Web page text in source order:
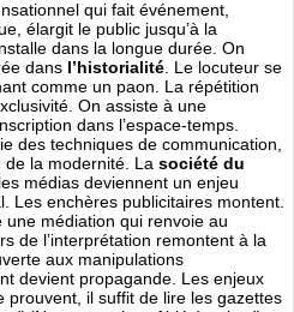
qui fait événement,
élargit le public jusqu’à la
dans la longue durée. On
dans l’historialité. Le locuteur se
comme un paon. La répétition
On assiste à une
dans l’espace-temps.
des techniques de communication,
de la modernité. La société du
médias deviennent un enjeu
Les enchères publicitaires montent.
une médiation qui renvoie au
de l’interprétation remontent à la
aux manipulations
devient propagande. Les enjeux
prouvent, il suffit de lire les gazettes